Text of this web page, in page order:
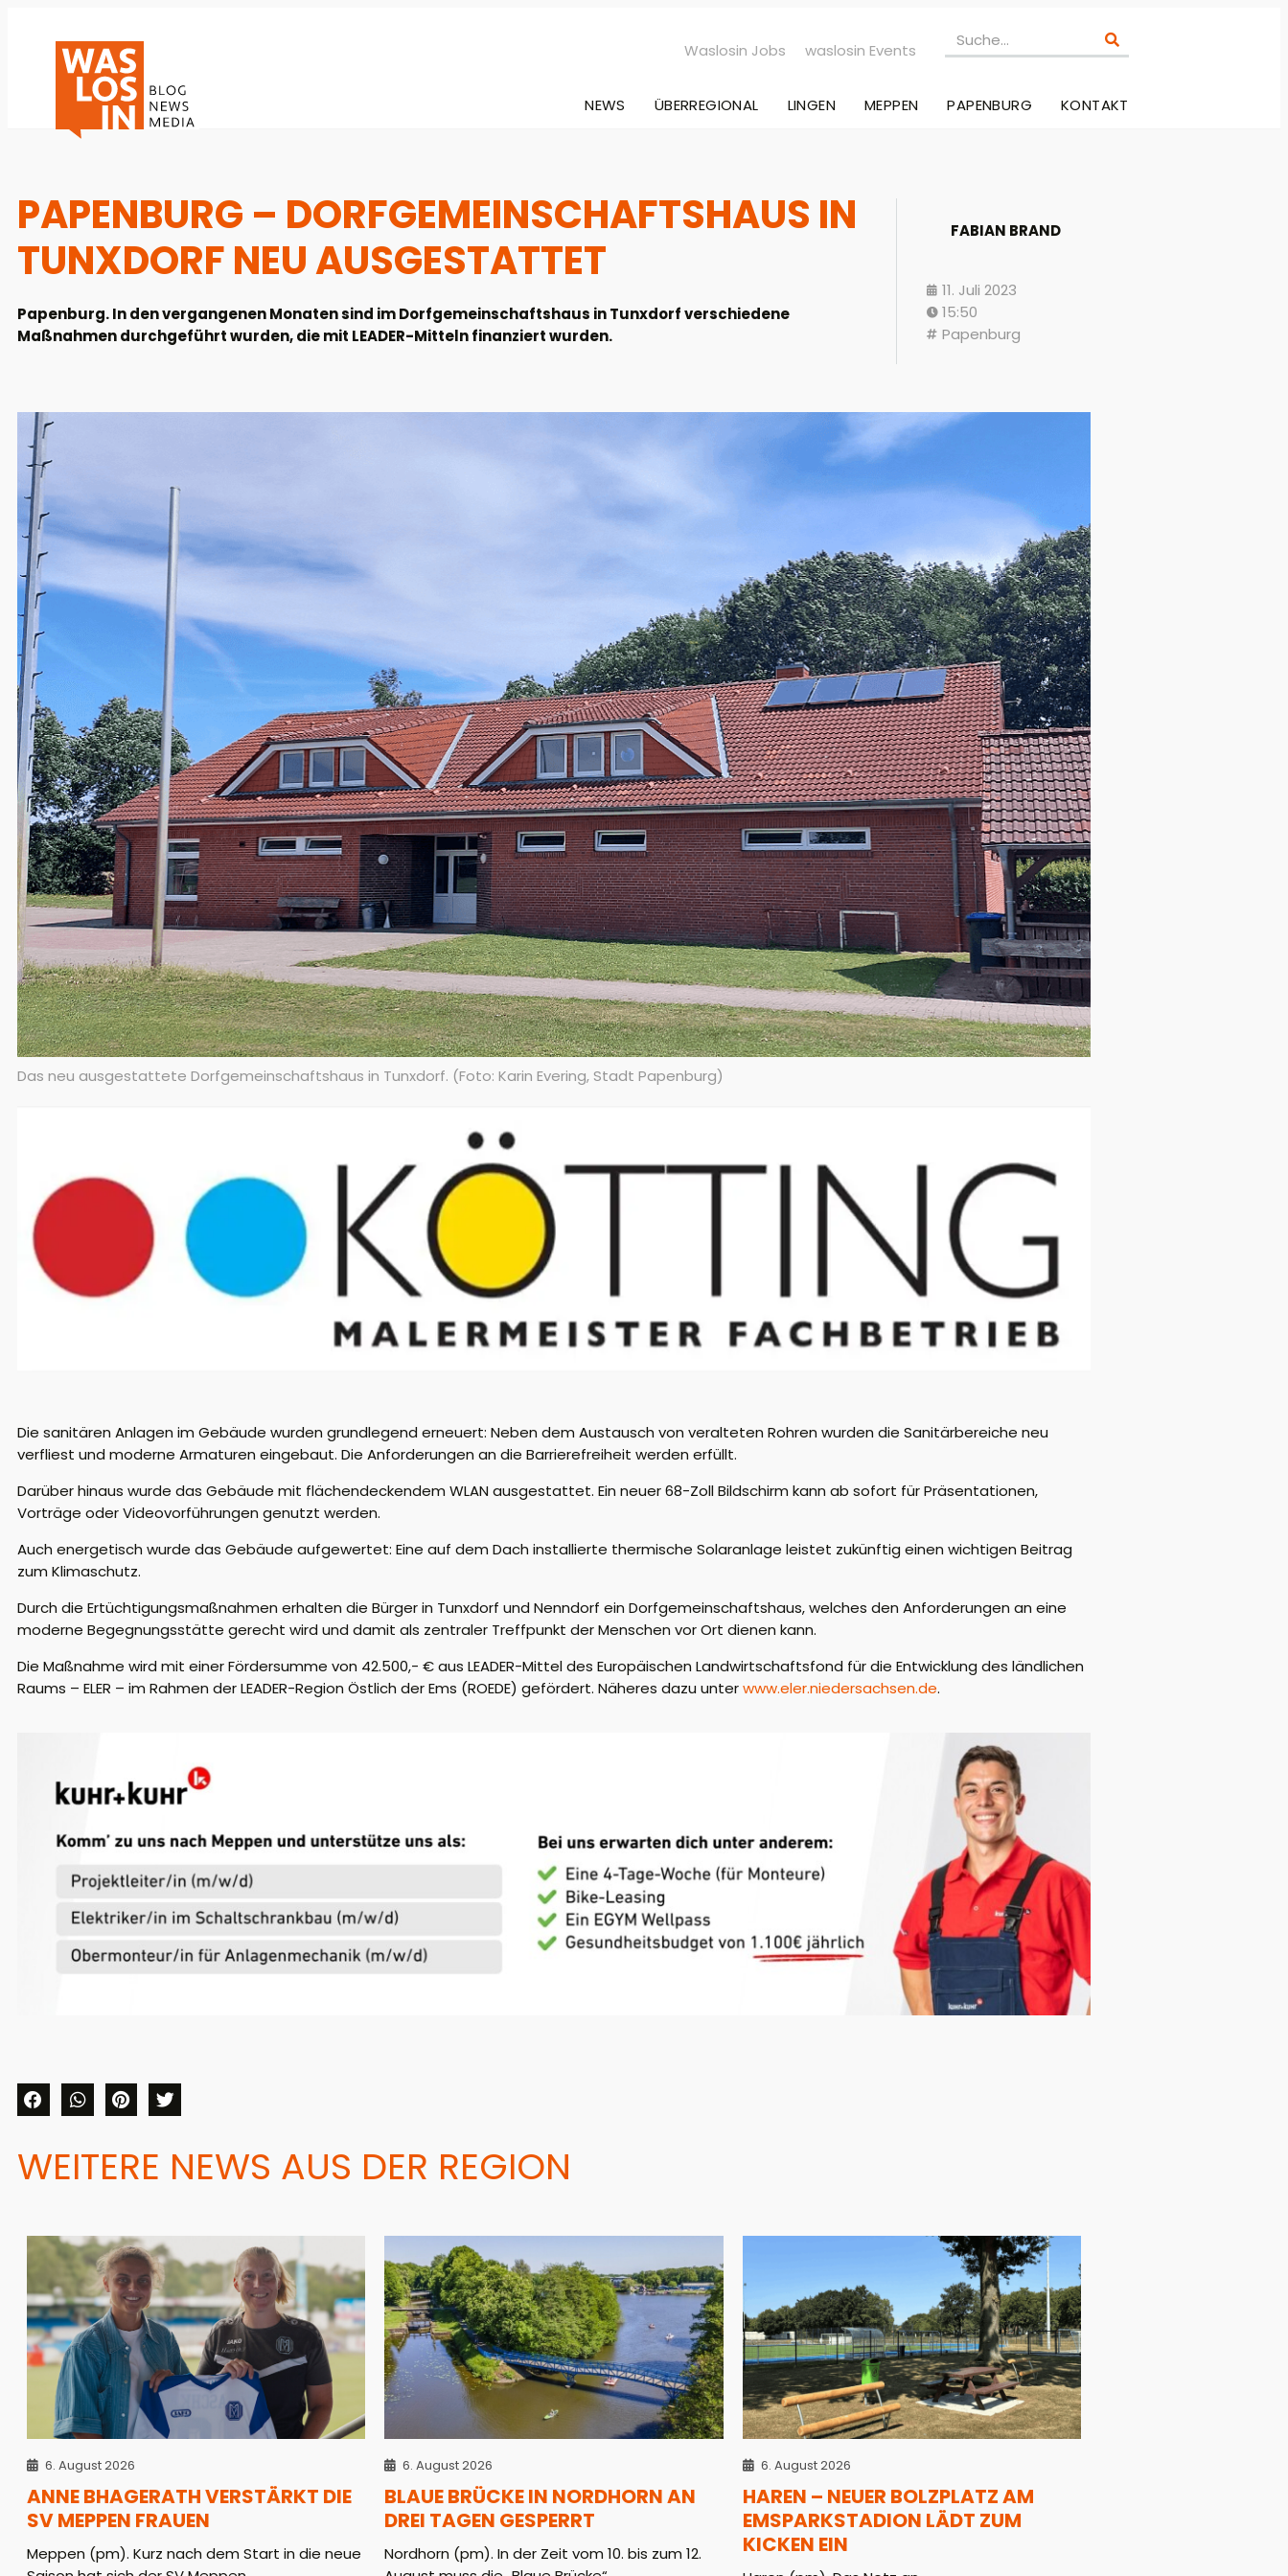
Waslosin Jobs waslosin Events
NEWS ÜBERREGIONAL LINGEN MEPPEN PAPENBURG KONTAKT
PAPENBURG – DORFGEMEINSCHAFTSHAUS IN
TUNXDORF NEU AUSGESTATTET
Papenburg. In den vergangenen Monaten sind im Dorfgemeinschaftshaus in Tunxdorf verschiedene
Maßnahmen durchgeführt wurden, die mit LEADER-Mitteln finanziert wurden.
FABIAN BRAND
11. Juli 2023
15:50
Papenburg
Das neu ausgestattete Dorfgemeinschaftshaus in Tunxdorf. (Foto: Karin Evering, Stadt Papenburg)
Die sanitären Anlagen im Gebäude wurden grundlegend erneuert: Neben dem Austausch von veralteten Rohren wurden die Sanitärbereiche neu
verfliest und moderne Armaturen eingebaut. Die Anforderungen an die Barrierefreiheit werden erfüllt.
Darüber hinaus wurde das Gebäude mit flächendeckendem WLAN ausgestattet. Ein neuer 68-Zoll Bildschirm kann ab sofort für Präsentationen,
Vorträge oder Videovorführungen genutzt werden.
Auch energetisch wurde das Gebäude aufgewertet: Eine auf dem Dach installierte thermische Solaranlage leistet zukünftig einen wichtigen Beitrag
zum Klimaschutz.
Durch die Ertüchtigungsmaßnahmen erhalten die Bürger in Tunxdorf und Nenndorf ein Dorfgemeinschaftshaus, welches den Anforderungen an eine
moderne Begegnungsstätte gerecht wird und damit als zentraler Treffpunkt der Menschen vor Ort dienen kann.
Die Maßnahme wird mit einer Fördersumme von 42.500,- € aus LEADER-Mittel des Europäischen Landwirtschaftsfond für die Entwicklung des ländlichen
Raums – ELER – im Rahmen der LEADER-Region Östlich der Ems (ROEDE) gefördert. Näheres dazu unterwww.eler.niedersachsen.de.
WEITERE NEWS AUS DER REGION
6. August 2026
ANNE BHAGERATH VERSTÄRKT DIE
SV MEPPEN FRAUEN
Meppen (pm). Kurz nach dem Start in die neue
6. August 2026
BLAUE BRÜCKE IN NORDHORN AN
DREI TAGEN GESPERRT
Nordhorn (pm). In der Zeit vom 10. bis zum 12.
6. August 2026
HAREN – NEUER BOLZPLATZ AM
EMSPARKSTADION LÄDT ZUM
KICKEN EIN